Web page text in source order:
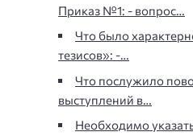
Приказ №1: - вопрос…
Что было
тезисов»: -…
Что послужило
выступлений в…
Необходимо